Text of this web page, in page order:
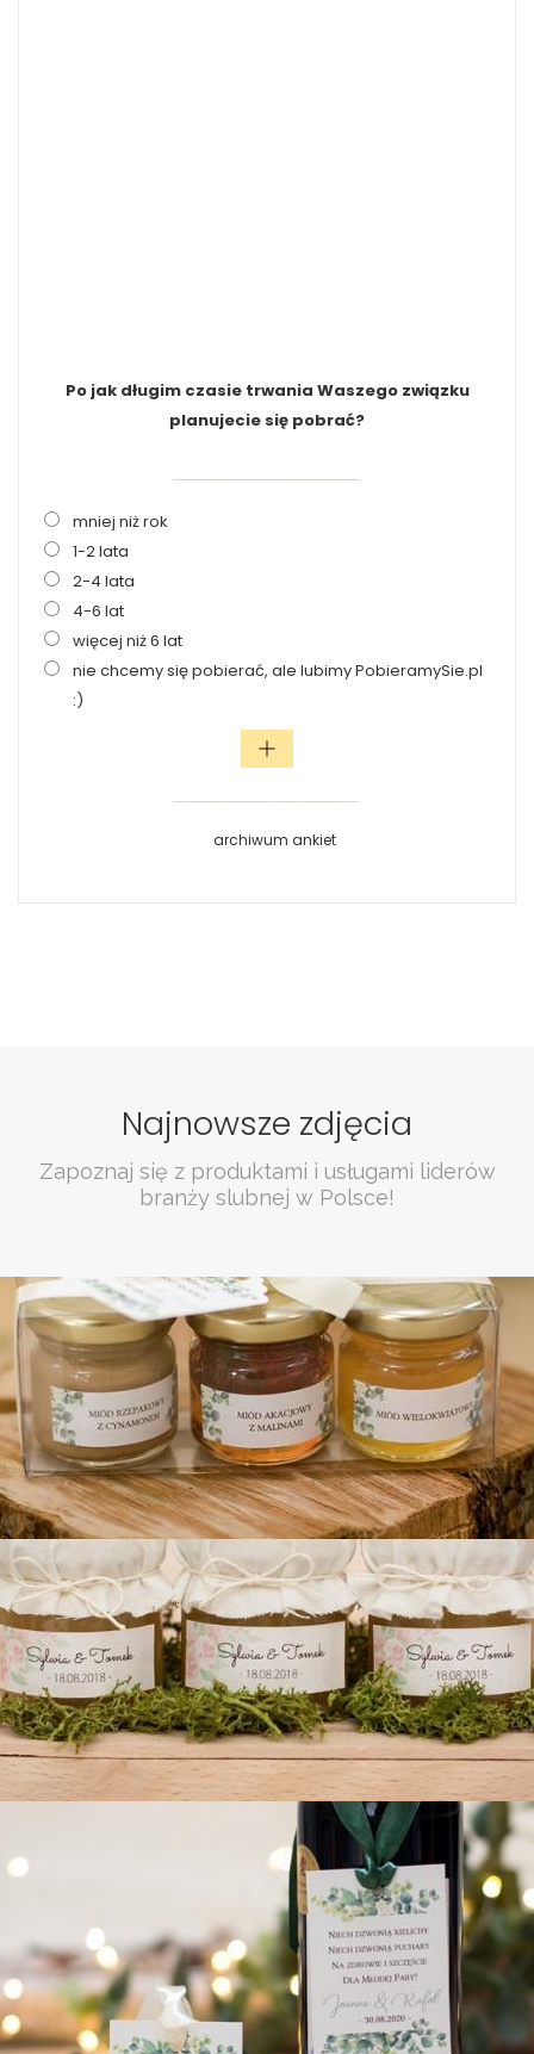
Po jak długim czasie trwania Waszego związku
planujecie się pobrać?
mniej niż rok
1-2 lata
2-4 lata
4-6 lat
więcej niż 6 lat
nie chcemy się pobierać, ale lubimy PobieramySie.pl
:)
archiwum ankiet
Najnowsze zdjęcia
Zapoznaj się z produktami i usługami liderów
branży slubnej w Polsce!